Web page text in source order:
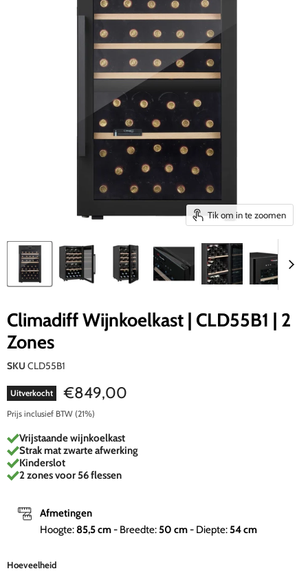
Tik om in te zoomen
Climadiff Wijnkoelkast | CLD55B1 | 2
Zones
SKU CLD55B1
Uitverkocht Huidige prijs
€849,00
Prijs inclusief BTW (21%)
Vrijstaande wijnkoelkast
Strak mat zwarte afwerking
Kinderslot
2 zones voor 56 flessen
Afmetingen
Hoogte: 85,5cm- Breedte: 50 cm- Diepte: 54cm
Hoeveelheid